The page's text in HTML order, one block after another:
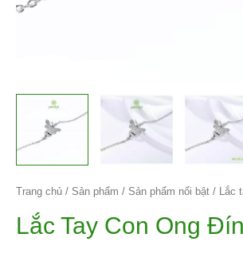
Trang chủ / Sản phẩm / Sản phẩm nổi bật / Lắc
Lắc Tay Con Ong